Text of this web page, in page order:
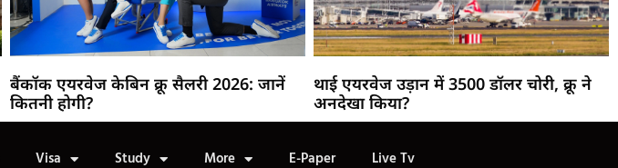
बैंकॉक एयरवेज केबिन क्रू सैलरी 2026: जानें
कितनी होगी?
थाई एयरवेज उड़ान में 3500 डॉलर चोरी, क्रू ने
अनदेखा किया?
Visa Study More E-Paper Live Tv